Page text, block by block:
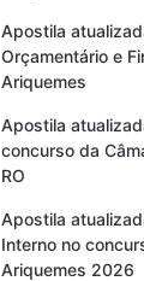
Apostila
Orçamentário e
Ariquemes
Apostila
concurso da
RO
Apostila
Interno no
Ariquemes 2026